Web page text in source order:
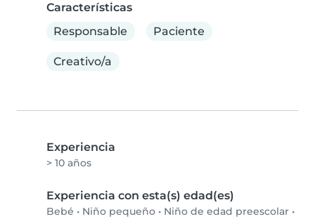
Características
Responsable
Paciente
Creativo/a
Experiencia
> 10 años
Experiencia con esta(s) edad(es)
Bebé • Niño pequeño • Niño de edad preescolar •